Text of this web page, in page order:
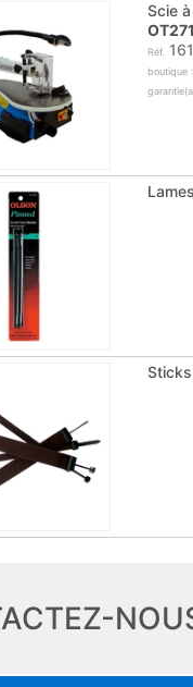
Scie
Réf.
boutique